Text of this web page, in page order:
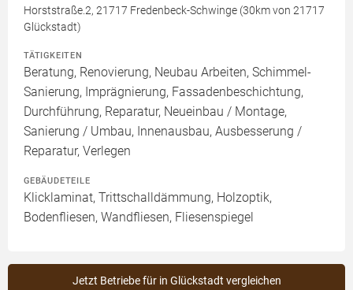
Horststraße.2, 21717 Fredenbeck-Schwinge (30km von 21717
Glückstadt)
TÄTIGKEITEN
Beratung, Renovierung, Neubau Arbeiten, Schimmel-
Sanierung, Imprägnierung, Fassadenbeschichtung,
Durchführung, Reparatur, Neueinbau / Montage,
Sanierung / Umbau, Innenausbau, Ausbesserung /
Reparatur, Verlegen
GEBÄUDETEILE
Klicklaminat, Trittschalldämmung, Holzoptik,
Bodenfliesen, Wandfliesen, Fliesenspiegel
Jetzt Betriebe für in Glückstadt vergleichen